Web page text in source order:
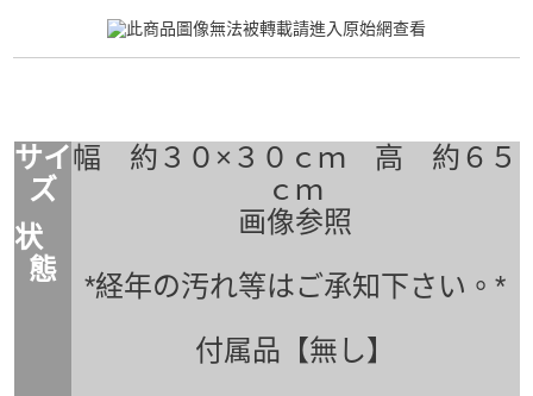
サイ
ズ
幅 約３０×３０ｃｍ 高 約６５
ｃｍ
状
態
画像参照
*経年の汚れ等はご承知下さい。*
付属品【無し】